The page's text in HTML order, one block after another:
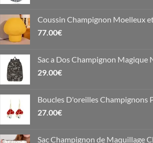
Coussin Champignon Moelleux
77.00€
Sac a Dos Champignon
29.00€
Boucles D'oreilles Champignons
27.00€
Sac Champignon de Maquillage